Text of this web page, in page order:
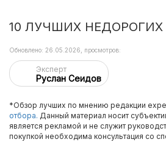
10 ЛУЧШИХ
Эксперт
Руслан Сеидов
Обновлено: 26.05.2026, просмотров:
*Обзор лучших по мнению редакции
отбора. Данный материал носит
является рекламой и не служит
покупкой необходима консультация со